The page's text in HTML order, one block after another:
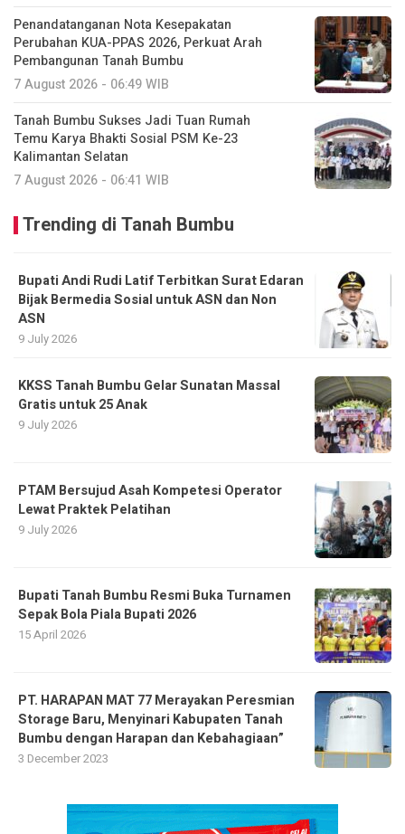
Penandatanganan Nota Kesepakatan
Perubahan KUA-PPAS 2026, Perkuat Arah
Pembangunan Tanah Bumbu
7 August 2026 - 06:49 WIB
Tanah Bumbu Sukses Jadi Tuan Rumah
Temu Karya Bhakti Sosial PSM Ke-23
Kalimantan Selatan
7 August 2026 - 06:41 WIB
Trending di Tanah Bumbu
Bupati Andi Rudi Latif Terbitkan Surat Edaran
Bijak Bermedia Sosial untuk ASN dan Non
ASN
9 July 2026
KKSS Tanah Bumbu Gelar Sunatan Massal
Gratis untuk 25 Anak
9 July 2026
PTAM Bersujud Asah Kompetesi Operator
Lewat Praktek Pelatihan
9 July 2026
Bupati Tanah Bumbu Resmi Buka Turnamen
Sepak Bola Piala Bupati 2026
15 April 2026
PT. HARAPAN MAT 77 Merayakan Peresmian
Storage Baru, Menyinari Kabupaten Tanah
Bumbu dengan Harapan dan Kebahagiaan”
3 December 2023